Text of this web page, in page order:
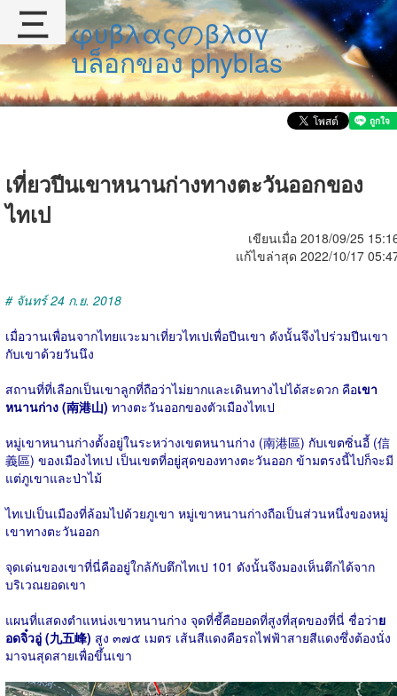
φυβλαςのβλογ
บล็อกของ phyblas
เที่ยวปีนเขาหนานก่างทางตะวันออกของ
ไทเป
เขียนเมื่อ 2018/09/25
แก้ไขล่าสุด 2022/10/17
# จันทร์ 24 ก.ย. 2018
เมื่อวานเพื่อนจากไทยแวะมาเที่ยวไทเปเพื่อปีนเขา ดังนั้นจึงไปร่วมปีนเขา
กับเขาด้วยวันนึง
สถานที่ที่เลือกเป็นเขาลูกที่ถือว่าไม่ยากและเดินทางไปได้สะดวก คือเขา
หนานก่าง (南港山) ทางตะวันออกของตัวเมืองไทเป
หมู่เขาหนานก่างตั้งอยู่ในระหว่างเขตหนานก่าง (南港區) กับเขตซิ่นอี้ (信
義區) ของเมืองไทเป เป็นเขตที่อยู่สุดของทางตะวันออก ข้ามตรงนี้ไปก็จะมี
แต่ภูเขาและป่าไม้
ไทเปเป็นเมืองที่ล้อมไปด้วยภูเขา หมู่เขาหนานก่างถือเป็นส่วนหนึ่งของหมู่
เขาทางตะวันออก
จุดเด่นของเขาที่นี่คืออยู่ใกล้กับตึกไทเป 101 ดังนั้นจึงมองเห็นตึกได้จาก
บริเวณยอดเขา
แผนที่แสดงตำแหน่งเขาหนานก่าง จุดที่ชี้คือยอดที่สูงที่สุดของที่นี่ ชื่อว่าย
อดจิ๋วอู่ (九五峰) สูง ๓๗๕ เมตร เส้นสีแดงคือรถไฟฟ้าสายสีแดงซึ่งต้องนั่ง
มาจนสุดสายเพื่อขึ้นเขา
三